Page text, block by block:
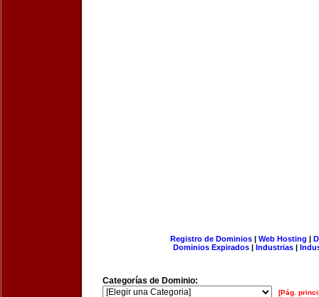
Registro de Dominios| Web Hosting |
Dominios Expirados | Industrias |
Categorías de Dominio:
[Pág.